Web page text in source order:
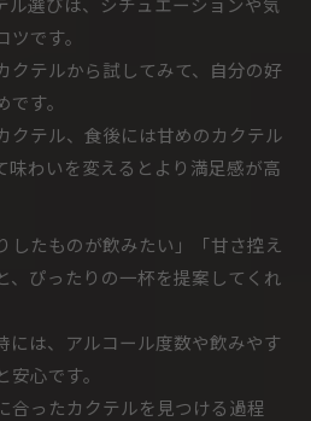
です。
クテルから試してみて、自分の好
す。
クテル、食後には甘めのカクテル
味わいを変えるとより満足感が高
したものが飲みたい」「甘さ控え
、ぴったりの一杯を提案してくれ
には、アルコール度数や飲みやす
心です。
合ったカクテルを見つける過程